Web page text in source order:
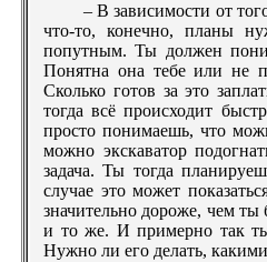
– В зависимости от
что-то, конечно, планы
попутным. Ты должен
Понятна она тебе или не
Сколько готов за это
тогда всё происходит
просто понимаешь, что
можно экскаватор
задача. Ты тогда
случае это может
значительно дороже, чем ты
и то же. И примерно так
Нужно ли его делать,